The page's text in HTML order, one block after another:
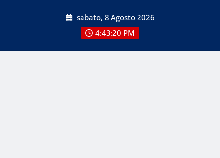
sabato, 8 Agosto 2026
4:43:20 PM